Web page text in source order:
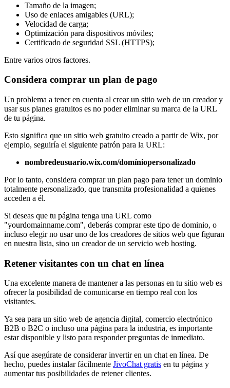
Tamaño de la imagen;
Uso de enlaces amigables (URL);
Velocidad de carga;
Optimización para dispositivos móviles;
Certificado de seguridad SSL (HTTPS);
Entre varios otros factores.
Considera comprar un plan de pago
Un problema a tener en cuenta al crear un sitio web de un creador y
usar sus planes gratuitos es no poder eliminar su marca de la URL
de tu página.
Esto significa que un sitio web gratuito creado a partir de Wix, por
ejemplo, seguiría el siguiente patrón para la URL:
nombredeusuario.wix.com/domíniopersonalizado
Por lo tanto, considera comprar un plan pago para tener un dominio
totalmente personalizado, que transmita profesionalidad a quienes
acceden a él.
Si deseas que tu página tenga una URL como
"yourdomainname.com", deberás comprar este tipo de dominio, o
incluso elegir no usar uno de los creadores de sitios web que figuran
en nuestra lista, sino un creador de un servicio web hosting.
Retener visitantes con un chat en línea
Una excelente manera de mantener a las personas en tu sitio web es
ofrecer la posibilidad de comunicarse en tiempo real con los
visitantes.
Ya sea para un sitio web de agencia digital, comercio electrónico
B2B o B2C o incluso una página para la industria, es importante
estar disponible y listo para responder preguntas de inmediato.
Así que asegúrate de considerar invertir en un chat en línea. De
hecho, puedes instalar fácilmente JivoChat gratis en tu página y
aumentar tus posibilidades de retener clientes.